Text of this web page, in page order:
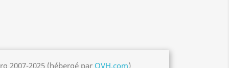
2007-2025 (hébergé par OVH.com)